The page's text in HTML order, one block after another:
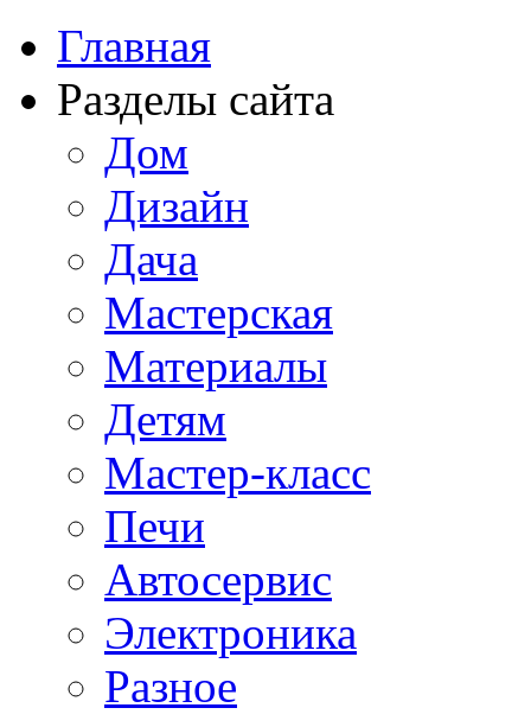
Главная
Разделы сайта
Дом
Дизайн
Дача
Мастерская
Материалы
Детям
Мастер-класс
Печи
Автосервис
Электроника
Разное